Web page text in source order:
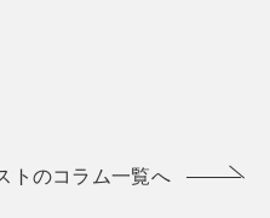
トのコラム一覧へ